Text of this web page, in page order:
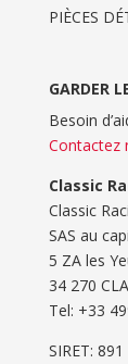
PIÈCES
GARDER
Besoin
Contactez
Classic
Classic
SAS au
5 ZA les
34 270
Tel: ‭+33
SIRET: